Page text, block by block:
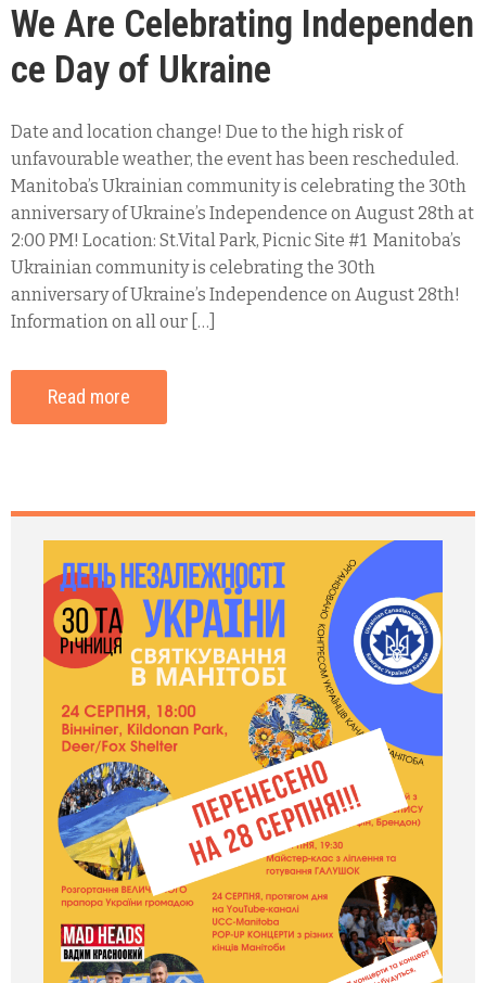
We Are Celebrating Independen
ce Day of Ukraine
Date and location change! Due to the high risk of
unfavourable weather, the event has been rescheduled.
Manitoba’s Ukrainian community is celebrating the 30th
anniversary of Ukraine’s Independence on August 28th at
2:00 PM! Location: St.Vital Park, Picnic Site #1 Manitoba’s
Ukrainian community is celebrating the 30th
anniversary of Ukraine’s Independence on August 28th!
Information on all our […]
Read more